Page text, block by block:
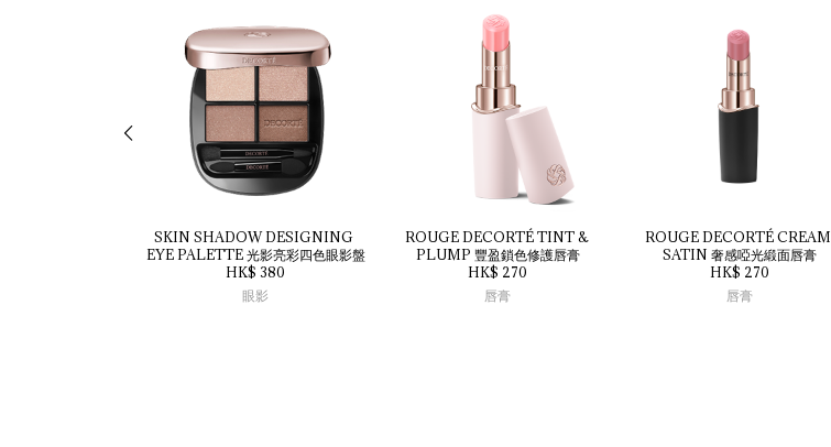
SKIN SHADOW DESIGNING
EYE PALETTE 光影亮彩四色眼影盤
HK$ 380
眼影
ROUGE DECORTÉ TINT &
PLUMP 豐盈鎖色修護唇膏
HK$ 270
唇膏
ROUGE DECORTÉ CREAM
SATIN 奢感啞光緞面唇膏
HK$ 270
唇膏